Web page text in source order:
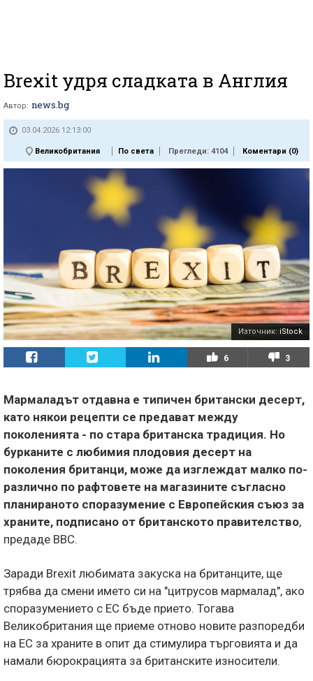
Brexit удря сладката в Англия
Автор: news.bg
03.04.2026 12:13:00
Великобритания По света Прегледи: 4104 Коментари (0)
Източник: iStock
6 3
Мармаладът отдавна е типичен британски десерт,
като някои рецепти се предават между
поколенията - по стара британска традиция. Но
бурканите с любимия плодовия десерт на
поколения британци, може да изглеждат малко по-
различно по рафтовете на магазините съгласно
планираното споразумение с Европейския съюз за
храните, подписано от британското правителство,
предаде BBC.
Заради Brexit любимата закуска на британците, ще
трябва да смени името си на "цитрусов мармалад", ако
споразумението с ЕС бъде прието. Тогава
Великобритания ще приеме отново новите разпоредби
на ЕС за храните в опит да стимулира търговията и да
намали бюрокрацията за британските износители.